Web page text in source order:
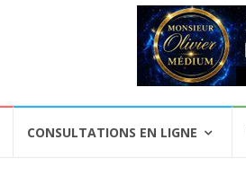
CONSULTATIONS EN LIGNE